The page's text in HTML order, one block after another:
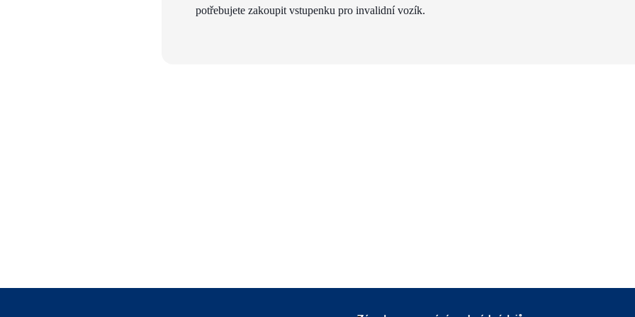
potřebujete zakoupit vstupenku pro invalidní vozík.